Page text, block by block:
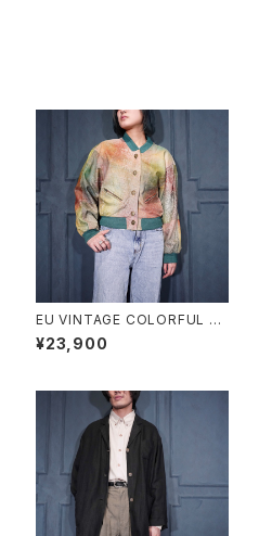
EU VINTAGE COLORFUL G
RADATION DESIGN LEATHE
R BLOUSON/ヨーロッパ古着
¥23,900